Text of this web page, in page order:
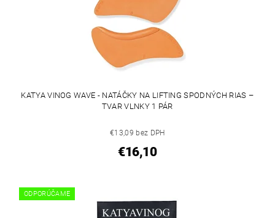
KATYA VINOG WAVE - NATÁČKY NA LIFTING SPODNÝCH RIAS –
TVAR VLNKY 1 PÁR
€13,09 bez DPH
€16,10
ODPORÚČAME